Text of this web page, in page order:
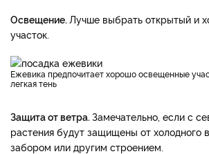
Освещение. Лучше выбрать открытый и
участок.
Ежевика предпочитает хорошо освещенные участки, но допустима
легкая тень
Защита от ветра. Замечательно, если с
растения будут защищены от холодного
забором или другим строением.